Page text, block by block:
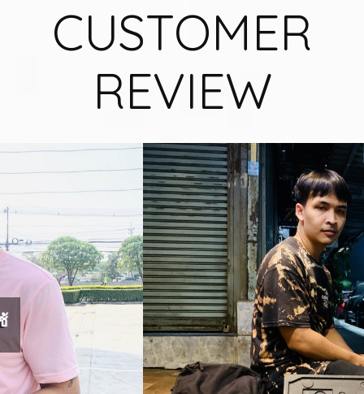
CUSTOMER
REVIEW
กล้องดีมีไว้ใช้